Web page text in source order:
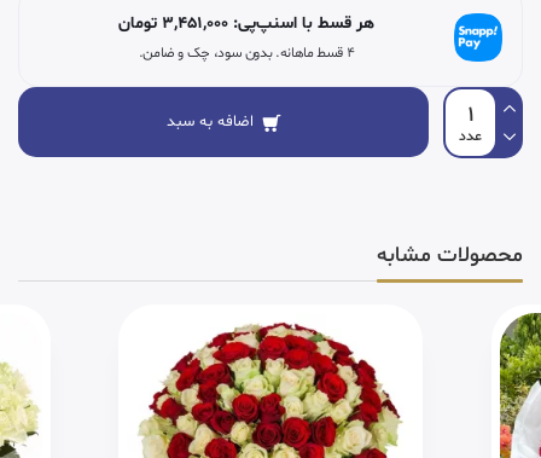
هر قسط با اسنپ‌پی: 3,451,000 تومان
۴ قسط ماهانه. بدون سود، چک و ضامن.
اضافه به سبد
محصولات مشابه